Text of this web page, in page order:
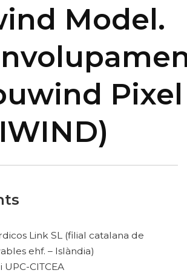
Model.
Pixel
Link SL (filial catalana de
ehf. – Islàndia)
UPC-CITCEA